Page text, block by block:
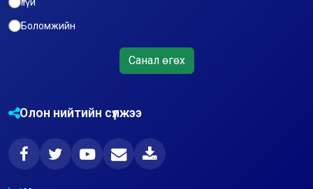
Боломжийн
Санал өгөх
Олон нийтийн сүлжээ